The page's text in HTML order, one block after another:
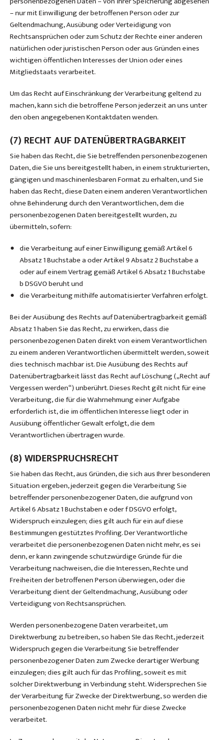
– nur mit Einwilligung der betroffenen Person oder zur
Geltendmachung, Ausübung oder Verteidigung von
Rechtsansprüchen oder zum Schutz der Rechte einer anderen
natürlichen oder juristischen Person oder aus Gründen eines
wichtigen öffentlichen Interesses der Union oder eines
Mitgliedstaats verarbeitet.
Um das Recht auf Einschränkung der Verarbeitung geltend zu
machen, kann sich die betroffene Person jederzeit an uns unter
den oben angegebenen Kontaktdaten wenden.
(7) RECHT AUF DATENÜBERTRAGBARKEIT
Sie haben das Recht, die Sie betreffenden personenbezogenen
Daten, die Sie uns bereitgestellt haben, in einem strukturierten,
gängigen und maschinenlesbaren Format zu erhalten, und Sie
haben das Recht, diese Daten einem anderen Verantwortlichen
ohne Behinderung durch den Verantwortlichen, dem die
personenbezogenen Daten bereitgestellt wurden, zu
übermitteln, sofern:
die Verarbeitung auf einer Einwilligung gemäß Artikel 6
Absatz 1 Buchstabe a oder Artikel 9 Absatz 2 Buchstabe a
oder auf einem Vertrag gemäß Artikel 6 Absatz 1 Buchstabe
b DSGVO beruht und
die Verarbeitung mithilfe automatisierter Verfahren erfolgt.
Bei der Ausübung des Rechts auf Datenübertragbarkeit gemäß
Absatz 1 haben Sie das Recht, zu erwirken, dass die
personenbezogenen Daten direkt von einem Verantwortlichen
zu einem anderen Verantwortlichen übermittelt werden, soweit
dies technisch machbar ist. Die Ausübung des Rechts auf
Datenübertragbarkeit lässt das Recht auf Löschung („Recht auf
Vergessen werden“) unberührt. Dieses Recht gilt nicht für eine
Verarbeitung, die für die Wahrnehmung einer Aufgabe
erforderlich ist, die im öffentlichen Interesse liegt oder in
Ausübung öffentlicher Gewalt erfolgt, die dem
Verantwortlichen übertragen wurde.
(8) WIDERSPRUCHSRECHT
Sie haben das Recht, aus Gründen, die sich aus Ihrer besonderen
Situation ergeben, jederzeit gegen die Verarbeitung Sie
betreffender personenbezogener Daten, die aufgrund von
Artikel 6 Absatz 1 Buchstaben e oder f DSGVO erfolgt,
Widerspruch einzulegen; dies gilt auch für ein auf diese
Bestimmungen gestütztes Profiling. Der Verantwortliche
verarbeitet die personenbezogenen Daten nicht mehr, es sei
denn, er kann zwingende schutzwürdige Gründe für die
Verarbeitung nachweisen, die die Interessen, Rechte und
Freiheiten der betroffenen Person überwiegen, oder die
Verarbeitung dient der Geltendmachung, Ausübung oder
Verteidigung von Rechtsansprüchen.
Werden personenbezogene Daten verarbeitet, um
Direktwerbung zu betreiben, so haben SIe das Recht, jederzeit
Widerspruch gegen die Verarbeitung Sie betreffender
personenbezogener Daten zum Zwecke derartiger Werbung
einzulegen; dies gilt auch für das Profiling, soweit es mit
solcher Direktwerbung in Verbindung steht. Widersprechen Sie
der Verarbeitung für Zwecke der Direktwerbung, so werden die
personenbezogenen Daten nicht mehr für diese Zwecke
verarbeitet.